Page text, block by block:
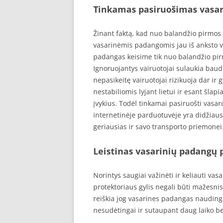
Tinkamas pasiruošimas
Žinant faktą, kad nuo balandžio
vasarinėmis padangomis jau iš anksto
padangas keisime tik nuo balandžio
Ignoruojantys vairuotojai sulaukia
nepasikeitę vairuotojai rizikuoja dar ir
nestabiliomis lyjant lietui ir esant
įvykius. Todėl tinkamai pasiruošti
internetinėje parduotuvėje yra
geriausias ir savo transporto priemonei.
Leistinas vasarinių padangų
Norintys saugiai važinėti ir keliauti
protektoriaus gylis negali būti
reiškia jog vasarines padangas
nesudėtingai ir sutaupant daug laiko